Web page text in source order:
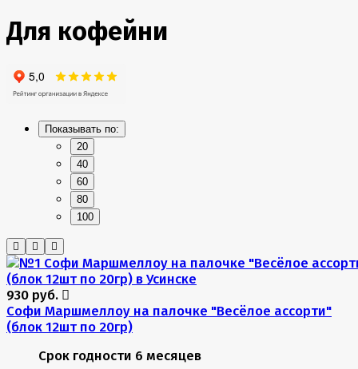
Для кофейни
Показывать по:
20
40
60
80
100
930 руб.
Софи Маршмеллоу на палочке "Весёлое ассорти"
(блок 12шт по 20гр)
Срок годности 6 месяцев